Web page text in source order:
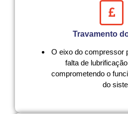
Travamento
O eixo do compressor
falta de
comprometendo o
do